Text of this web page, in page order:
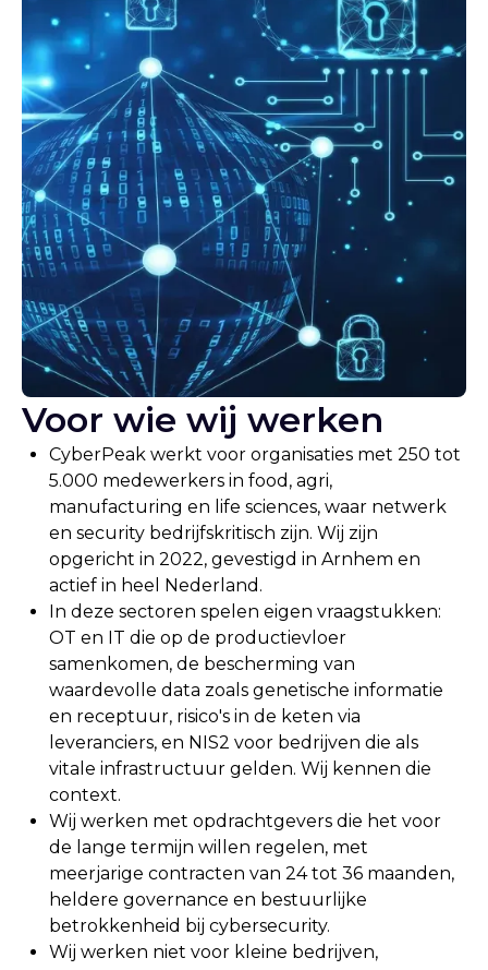
Voor wie wij werken
CyberPeak werkt voor organisaties met 250 tot
5.000 medewerkers in food, agri,
manufacturing en life sciences, waar netwerk
en security bedrijfskritisch zijn. Wij zijn
opgericht in 2022, gevestigd in Arnhem en
actief in heel Nederland.
In deze sectoren spelen eigen vraagstukken:
OT en IT die op de productievloer
samenkomen, de bescherming van
waardevolle data zoals genetische informatie
en receptuur, risico's in de keten via
leveranciers, en NIS2 voor bedrijven die als
vitale infrastructuur gelden. Wij kennen die
context.
Wij werken met opdrachtgevers die het voor
de lange termijn willen regelen, met
meerjarige contracten van 24 tot 36 maanden,
heldere governance en bestuurlijke
betrokkenheid bij cybersecurity.
Wij werken niet voor kleine bedrijven,